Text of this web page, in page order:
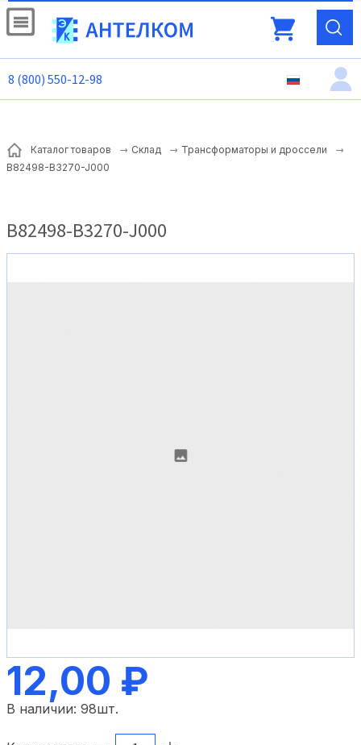
8 (800) 550-12-98
Каталог товаров Склад
Трансформаторы и дроссели
B82498-B3270-J000
B82498-B3270-J000
12,00 ₽
В наличии: 98шт.